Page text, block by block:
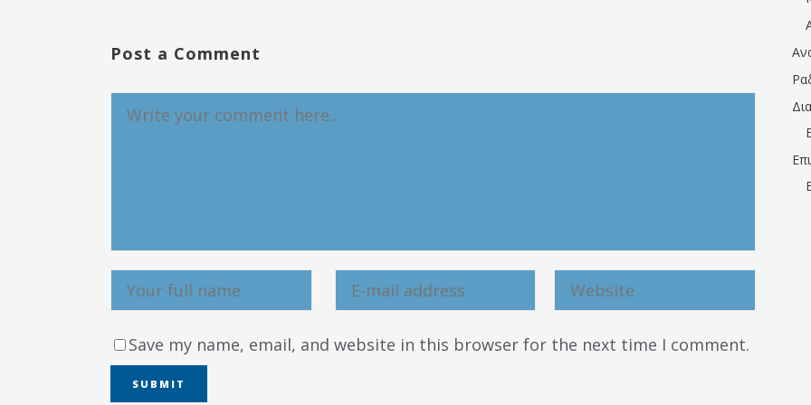
Post a Comment
Save my name, email, and website in this browser for the next time I comment.